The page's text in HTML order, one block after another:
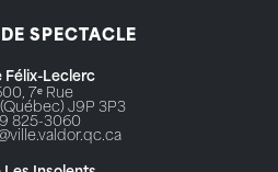
SPECTACLE
Félix-Leclerc
7ᵉ Rue
J9P 3P3
825-3060